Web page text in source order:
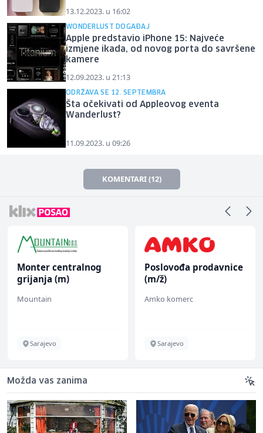
13.12.2023. u 16:02
WONDERLUST DOGAĐAJ
Apple predstavio iPhone 15: Najveće
izmjene ikada, od novog porta do savršene
kamere
12.09.2023. u 21:13
ODRŽAVA SE 12. SEPTEMBRA
Šta očekivati od Appleovog eventa
Wanderlust?
11.09.2023. u 09:26
KOMENTARI (12)
Monter centralnog
grijanja (m)
Mountain
Sarajevo
Poslovođa prodavnice
(m/ž)
Amko komerc
Sarajevo
Možda vas zanima